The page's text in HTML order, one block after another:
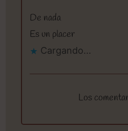
De nada
Es un placer
Cargando...
Los